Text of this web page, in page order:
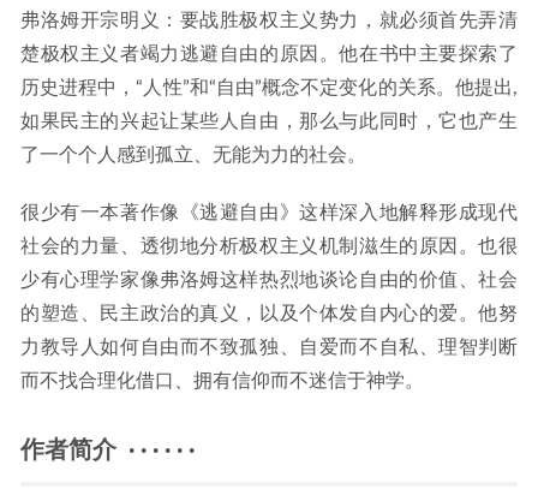
弗洛姆开宗明义：要战胜极权主义势力，就必须首先弄清
楚极权主义者竭力逃避自由的原因。他在书中主要探索了
历史进程中，“人性”和“自由”概念不定变化的关系。他提出,
如果民主的兴起让某些人自由，那么与此同时，它也产生
了一个个人感到孤立、无能为力的社会。
很少有一本著作像《逃避自由》这样深入地解释形成现代
社会的力量、透彻地分析极权主义机制滋生的原因。也很
少有心理学家像弗洛姆这样热烈地谈论自由的价值、社会
的塑造、民主政治的真义，以及个体发自内心的爱。他努
力教导人如何自由而不致孤独、自爱而不自私、理智判断
而不找合理化借口、拥有信仰而不迷信于神学。
作者简介 · · · · · ·